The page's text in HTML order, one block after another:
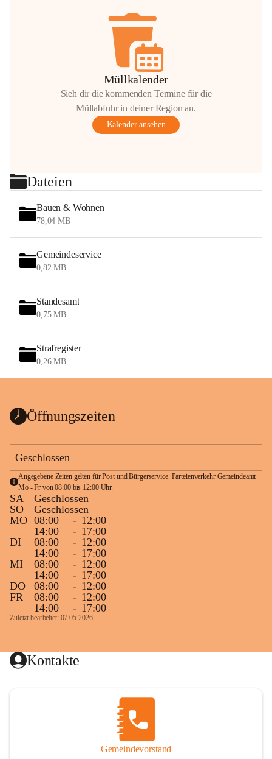
Müllkalender
Sieh dir die kommenden Termine für die
Müllabfuhr in deiner Region an.
Kalender ansehen
Dateien
Bauen & Wohnen
78,04 MB
Gemeindeservice
0,82 MB
Standesamt
0,75 MB
Strafregister
0,26 MB
Öffnungszeiten
Geschlossen
Angegebene Zeiten gelten für Post und Bürgerservice. Parteienverkehr Gemeindeamt
Mo - Fr von 08:00 bis 12:00 Uhr.
SA
Geschlossen
SO
Geschlossen
MO 08:00 - 12:00
14:00
- 17:00
DI
08:00 - 12:00
14:00
- 17:00
MI
08:00 - 12:00
14:00
- 17:00
DO
08:00 - 12:00
FR
08:00 - 12:00
14:00
- 17:00
Zuletzt bearbeitet: 07.05.2026
Kontakte
Gemeindevorstand